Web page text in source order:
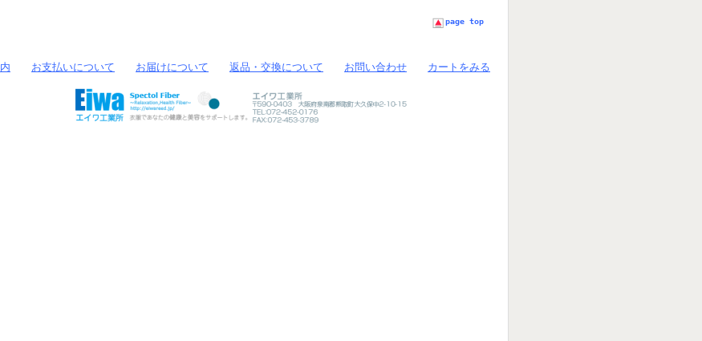
page top
お支払いについて お届けについて 返品・交換について お問い合わせ カートをみる